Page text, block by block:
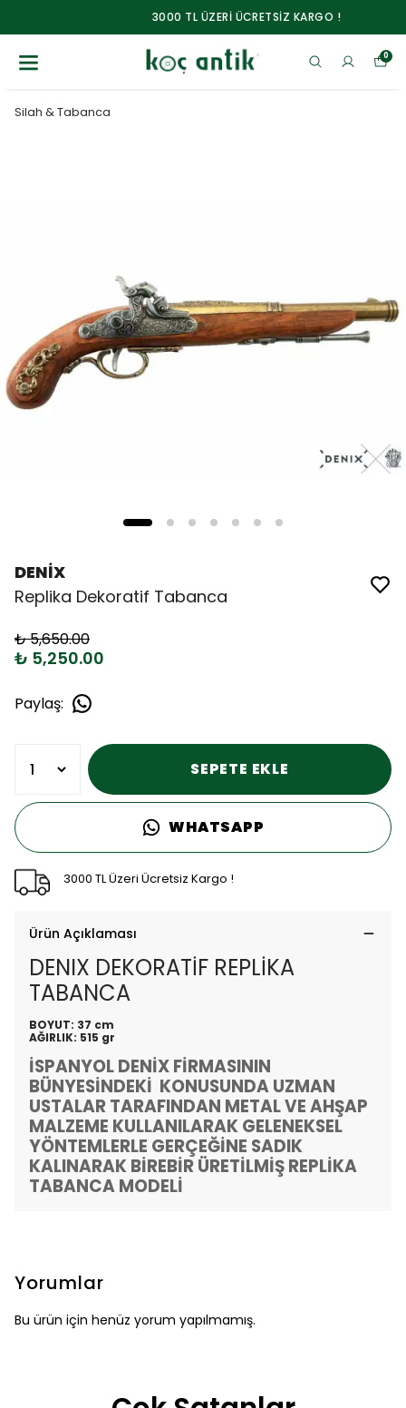
3000 TL ÜZERİ ÜCRETSİZ KARGO !
0
Silah & Tabanca
DENİX
Replika Dekoratif Tabanca
₺ 5,650.00
₺ 5,250.00
Paylaş:
SEPETE EKLE
WHATSAPP
3000 TL Üzeri Ücretsiz Kargo !
Ürün Açıklaması
DENIX DEKORATİF REPLİKA
TABANCA
BOYUT: 37 cm
AĞIRLIK: 515 gr
İSPANYOL DENİX FİRMASININ
BÜNYESİNDEKİ KONUSUNDA UZMAN
USTALAR TARAFINDAN METAL VE AHŞAP
MALZEME KULLANILARAK GELENEKSEL
YÖNTEMLERLE GERÇEĞİNE SADIK
KALINARAK BİREBİR ÜRETİLMİŞ REPLİKA
TABANCA MODELİ
Yorumlar
Bu ürün için henüz yorum yapılmamış.